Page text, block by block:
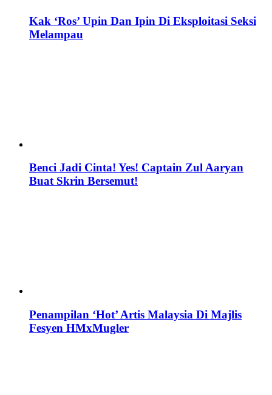
Kak ‘Ros’ Upin Dan Ipin Di Eksploitasi Seksi
Melampau
Benci Jadi Cinta! Yes! Captain Zul Aaryan
Buat Skrin Bersemut!
Penampilan ‘Hot’ Artis Malaysia Di Majlis
Fesyen HMxMugler